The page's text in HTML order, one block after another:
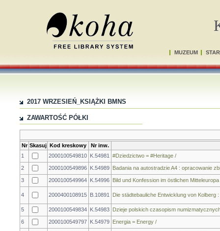
MUZEUM
2017 WRZESIEŃ_KSIĄŻKI BMNS
ZAWARTOŚĆ PÓŁKI
Nr Skasuj Kod kreskowy
Nr inw.
1
2000100549810 K.54981 #Dziedzictwo = #Heritage /
2 2000100549896 K.54989 Badania na autostradzie A4 : opracowanie
3 2000100549964 K.54996 Bild und Konfession im östlichen Mitteleuropa
4 2000400108915 B.10891 Die städtebauliche Entwicklung von Kolberg
5 2000100549834 K.54983 Dzieje polskich czasopism
6 2000100549797 K.54979 Energia = Energy /